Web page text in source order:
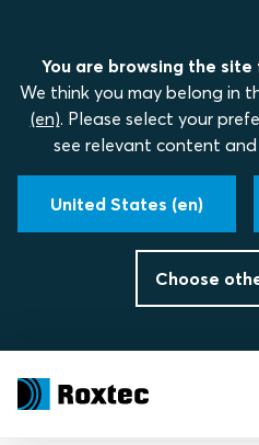
You are browsing the site
We think you may belong in
(en). Please select your
see relevant content
United States (en)
Choose